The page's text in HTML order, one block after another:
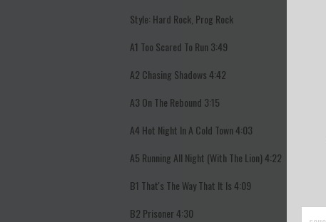
Style: Hard Rock, Prog Rock
A1 Too Scared To Run 3:49
A2 Chasing Shadows 4:42
A3 On The Rebound 3:15
A4 Hot Night In A Cold Town 4:03
A5 Running All Night (With The Lion) 4:22
B1 That's The Way That It Is 4:09
B2 Prisoner 4:30